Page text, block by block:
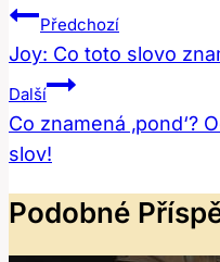
Navigace
Pro
Příspěvek
Předchozí
Joy: Co toto slovo
Další
Co znamená ‚pond‘?
slov!
Podobné